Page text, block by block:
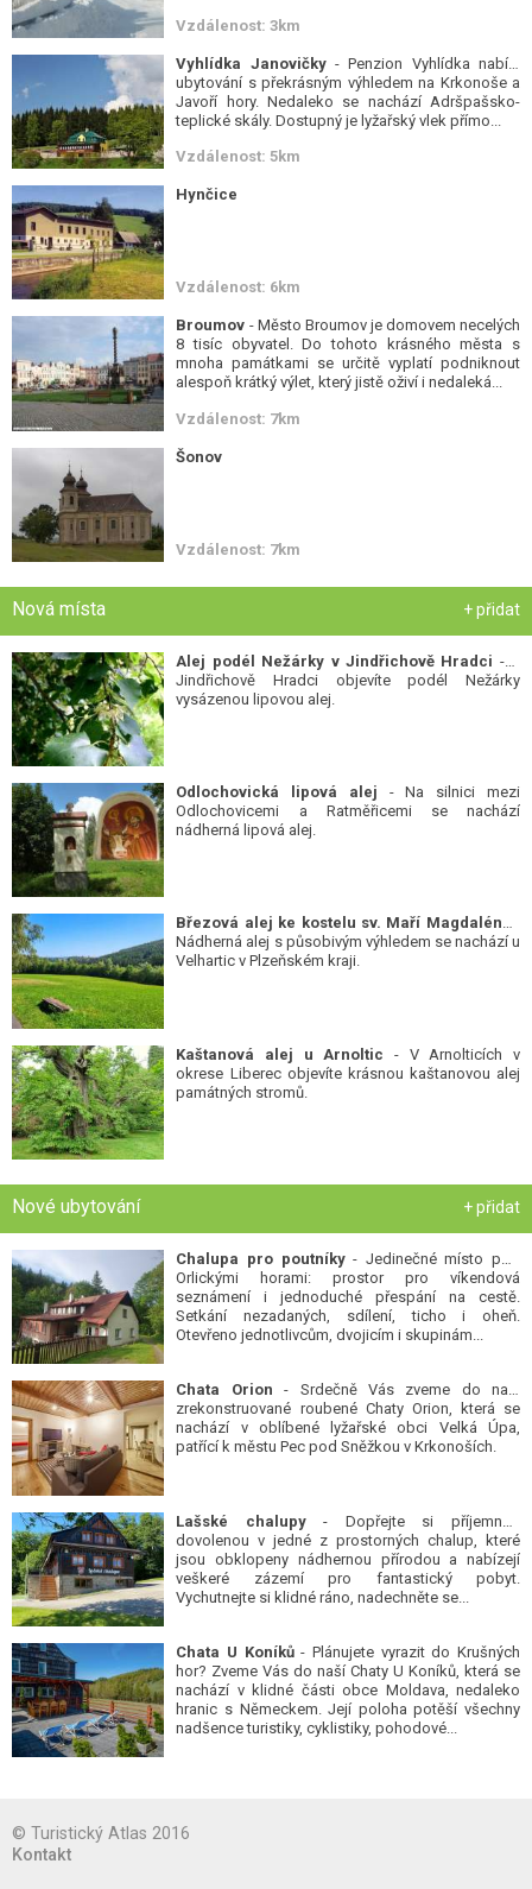
Vzdálenost: 3km
Vyhlídka Janovičky- Penzion Vyhlídka nabízí
ubytování s překrásným výhledem na Krkonoše a
Javoří hory. Nedaleko se nachází Adršpašsko-
teplické skály. Dostupný je lyžařský vlek přímo...
Vzdálenost: 5km
Hynčice
Vzdálenost: 6km
Broumov - Město Broumov je domovem necelých
8 tisíc obyvatel. Do tohoto krásného města s
mnoha památkami se určitě vyplatí podniknout
alespoň krátký výlet, který jistě oživí i nedaleká...
Vzdálenost: 7km
Šonov
Vzdálenost: 7km
Nová místa + přidat
Alej podél Nežárky v Jindřichově Hradci - V
Jindřichově Hradci objevíte podél Nežárky
vysázenou lipovou alej.
Odlochovická lipová alej - Na silnici mezi
Odlochovicemi a Ratměřicemi se nachází
nádherná lipová alej.
Březová alej ke kostelu sv. Maří Magdalény-
Nádherná alej s působivým výhledem se nachází u
Velhartic v Plzeňském kraji.
Kaštanová alej u Arnoltic - V Arnolticích v
okrese Liberec objevíte krásnou kaštanovou alej
památných stromů.
Nové ubytování + přidat
Chalupa pro poutníky- Jedinečné místo pod
Orlickými horami: prostor pro víkendová
seznámení i jednoduché přespání na cestě.
Setkání nezadaných, sdílení, ticho i oheň.
Otevřeno jednotlivcům, dvojicím i skupinám...
Chata Orion - Srdečně Vás zveme do naší
zrekonstruované roubené Chaty Orion, která se
nachází v oblíbené lyžařské obci Velká Úpa,
patřící k městu Pec pod Sněžkou v Krkonoších.
Lašské chalupy- Dopřejte si příjemnou
dovolenou v jedné z prostorných chalup, které
jsou obklopeny nádhernou přírodou a nabízejí
veškeré zázemí pro fantastický pobyt.
Vychutnejte si klidné ráno, nadechněte se...
Chata U Koníků- Plánujete vyrazit do Krušných
hor? Zveme Vás do naší Chaty U Koníků, která se
nachází v klidné části obce Moldava, nedaleko
hranic s Německem. Její poloha potěší všechny
nadšence turistiky, cyklistiky, pohodové...
© Turistický Atlas 2016
Kontakt